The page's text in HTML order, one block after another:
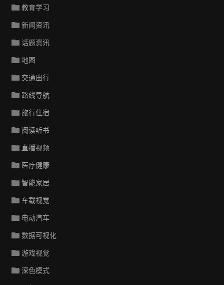
教育学习
新闻资讯
话题资讯
地图
交通出行
路线导航
旅行住宿
阅读听书
直播视频
医疗健康
智能家居
车载视觉
电动汽车
数据可视化
游戏视觉
深色模式